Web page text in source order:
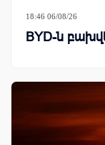
18:46 06/08/26
BYD-ն